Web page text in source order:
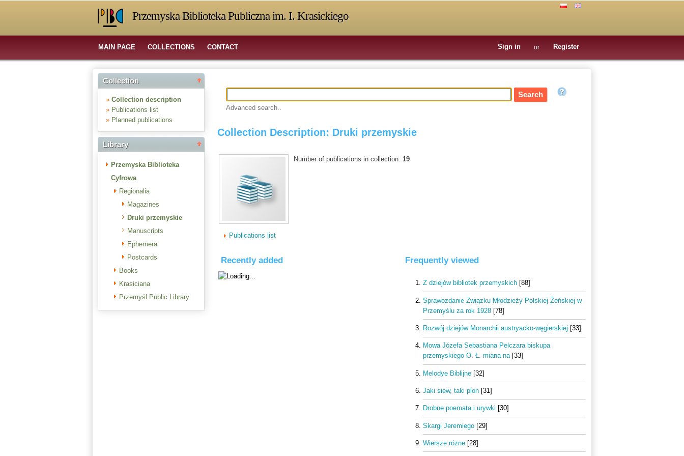
Przemyska Biblioteka Publiczna im. I. Krasickiego
MAIN PAGE COLLECTIONS CONTACT Sign in or Register
Collection
» Collection description
» Publications list
» Planned publications
Library
Przemyska Biblioteka
Cyfrowa
Regionalia
Magazines
Druki przemyskie
Manuscripts
Ephemera
Postcards
Books
Krasiciana
Przemyśl Public Library
Advanced search..
Collection Description: Druki przemyskie
Number of publications in collection:19
Publications list
Frequently viewed
Z dziejów bibliotek przemyskich [88]
Sprawozdanie Związku Młodzieży Polskiej Żeńskiej w
Przemyślu za rok 1928 [78]
Rozwój dziejów Monarchii austryacko-węgierskiej [33]
Mowa Józefa Sebastiana Pelczara biskupa
przemyskiego O. Ł. miana na[33]
Melodye Biblijne [32]
Jaki siew, taki plon [31]
Drobne poemata i urywki [30]
Skargi Jeremiego [29]
Wiersze różne [28]
Recently added